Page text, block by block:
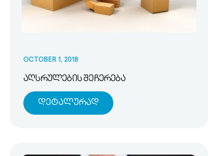
OCTOBER 1, 2018
აღსრულების შეჩერება
Დეტალურად